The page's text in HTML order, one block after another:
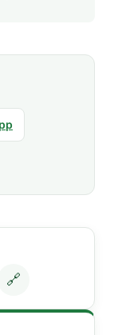
🔗